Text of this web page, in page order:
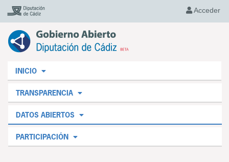
Acceder
INICIO
TRANSPARENCIA
DATOS ABIERTOS
PARTICIPACIÓN